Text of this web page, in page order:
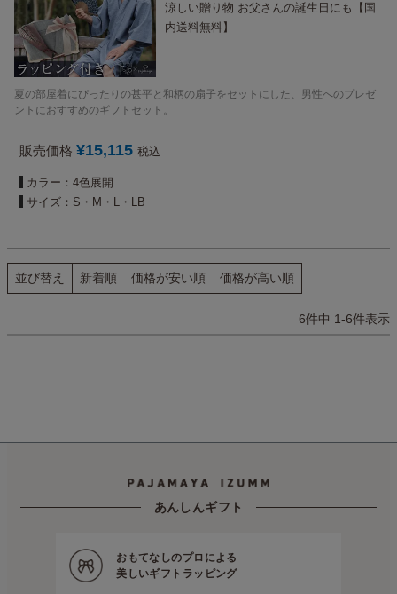
涼しい贈り物 お父さんの誕生日にも【国
内送料無料】
夏の部屋着にぴったりの甚平と和柄の扇子をセットにした、男性へのプレゼ
ントにおすすめのギフトセット。
販売価格 ¥15,115 税込
カラー：4色展開
サイズ：S・M・L・LB
並び替え 新着順 価格が安い順 価格が高い順
6件中 1-6件表示
あんしんギフト
おもてなしのプロによる
美しいギフトラッピング